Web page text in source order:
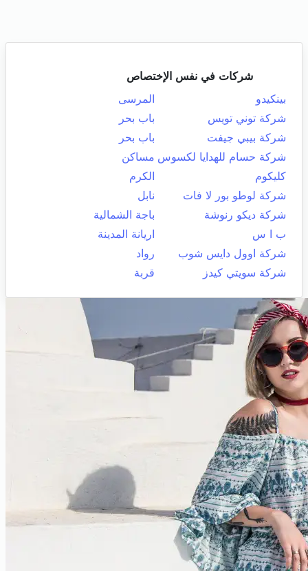
شركات في نفس الإختصاص
بينكيدو
المرسى
شركة توني تويس
باب بحر
شركة بيبي جيفت
باب بحر
شركة حسام للهدايا لكسوس مساكن
كليكوم
الكرم
شركة لوطو بور لا فات
نابل
شركة ديكو رنوشة
باجة الشمالية
ب ا س
اريانة المدينة
شركة اوول دايس شوب
رواد
شركة سويتي كيدز
قربة